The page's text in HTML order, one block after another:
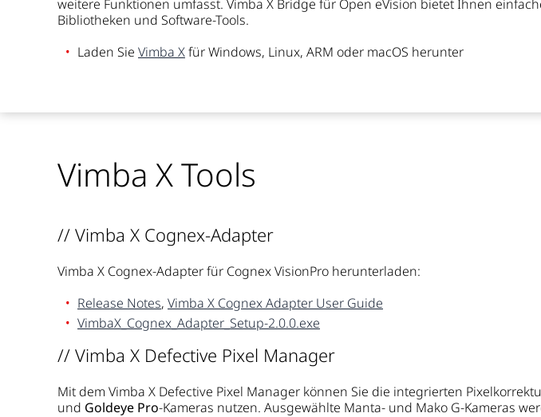
weitere Funktionen umfasst. Vimba X Bridge für Open eVision bietet Ihnen
Bibliotheken und Software-Tools.
Laden Sie Vimba Xfür Windows, Linux, ARM oder macOS herunter
Vimba X Tools
// Vimba X Cognex-Adapter
Vimba X Cognex-Adapter für Cognex VisionPro herunterladen:
Release Notes, Vimba X Cognex Adapter User Guide
VimbaX_Cognex_Adapter_Setup-2.0.0.exe
// Vimba X Defective Pixel Manager
Mit dem Vimba X Defective Pixel Manager können Sie die integrierten
und Goldeye Pro-Kameras nutzen. Ausgewählte Manta- und Mako G-Kameras